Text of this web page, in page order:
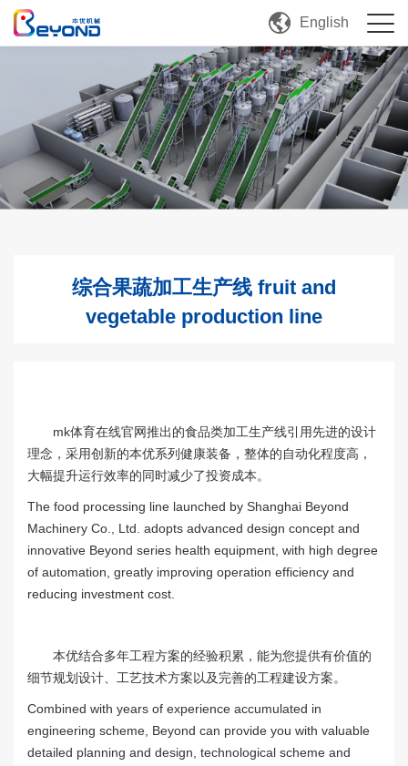
English
综合果蔬加工生产线 fruit and
vegetable production line
mk体育在线官网推出的食品类加工生产线引用先进的设计
理念，采用创新的本优系列健康装备，整体的自动化程度高，
大幅提升运行效率的同时减少了投资成本。
The food processing line launched by Shanghai Beyond
Machinery Co., Ltd. adopts advanced design concept and
innovative Beyond series health equipment, with high degree
of automation, greatly improving operation efficiency and
reducing investment cost.
本优结合多年工程方案的经验积累，能为您提供有价值的
细节规划设计、工艺技术方案以及完善的工程建设方案。
Combined with years of experience accumulated in
engineering scheme, Beyond can provide you with valuable
detailed planning and design, technological scheme and